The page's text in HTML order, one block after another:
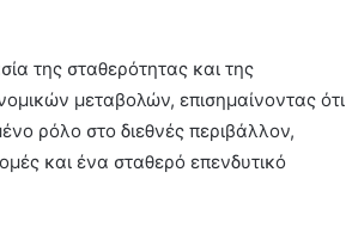
της σταθερότητας και της
μεταβολών, επισημαίνοντας ότι
ρόλο στο διεθνές περιβάλλον,
και ένα σταθερό επενδυτικό